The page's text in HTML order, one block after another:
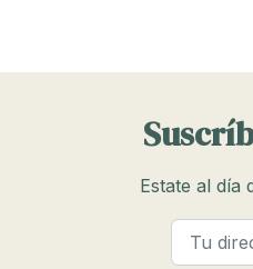
Estate al día